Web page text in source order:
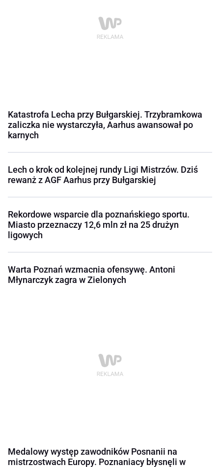
Katastrofa Lecha przy Bułgarskiej. Trzybramkowa
zaliczka nie wystarczyła, Aarhus awansował po
karnych
Lech o krok od kolejnej rundy Ligi Mistrzów. Dziś
rewanż z AGF Aarhus przy Bułgarskiej
Rekordowe wsparcie dla poznańskiego sportu.
Miasto przeznaczy 12,6 mln zł na 25 drużyn
ligowych
Warta Poznań wzmacnia ofensywę. Antoni
Młynarczyk zagra w Zielonych
Medalowy występ zawodników Posnanii na
mistrzostwach Europy. Poznaniacy błysnęli w